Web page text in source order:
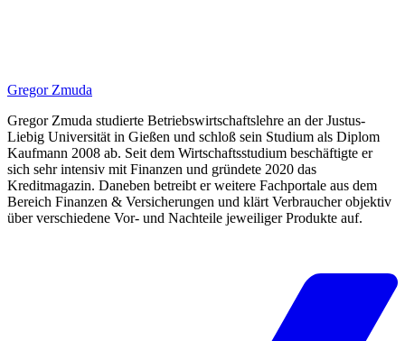
Gregor Zmuda
Gregor Zmuda studierte Betriebswirtschaftslehre an der Justus-
Liebig Universität in Gießen und schloß sein Studium als Diplom
Kaufmann 2008 ab. Seit dem Wirtschaftsstudium beschäftigte er
sich sehr intensiv mit Finanzen und gründete 2020 das
Kreditmagazin. Daneben betreibt er weitere Fachportale aus dem
Bereich Finanzen & Versicherungen und klärt Verbraucher objektiv
über verschiedene Vor- und Nachteile jeweiliger Produkte auf.